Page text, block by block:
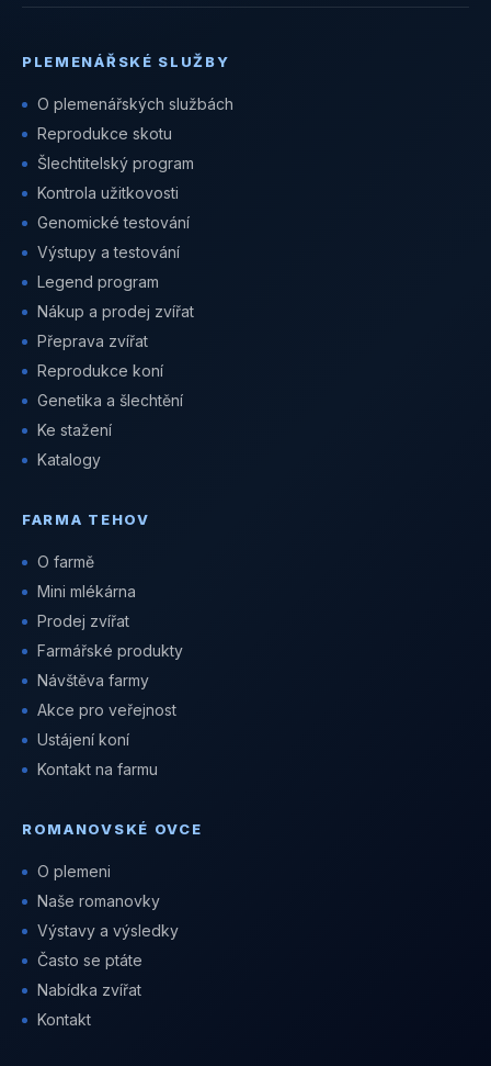
PLEMENÁŘSKÉ SLUŽBY
O plemenářských službách
Reprodukce skotu
Šlechtitelský program
Kontrola užitkovosti
Genomické testování
Výstupy a testování
Legend program
Nákup a prodej zvířat
Přeprava zvířat
Reprodukce koní
Genetika a šlechtění
Ke stažení
Katalogy
FARMA TEHOV
O farmě
Mini mlékárna
Prodej zvířat
Farmářské produkty
Návštěva farmy
Akce pro veřejnost
Ustájení koní
Kontakt na farmu
ROMANOVSKÉ OVCE
O plemeni
Naše romanovky
Výstavy a výsledky
Často se ptáte
Nabídka zvířat
Kontakt